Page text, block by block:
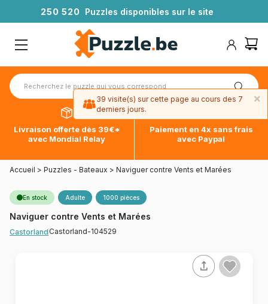
250 520 Puzzles disponibles sur le site
Livraison offerte dès 39€*
avec Mondial Relay
Paiement en 4x sans frais
avec Paypal
Accueil > Puzzles - Bateaux > Naviguer contre Vents et Marées
En stock Adulte 1000 pièces
Naviguer contre Vents et Marées
Castorland Castorland-104529
×
39 visite(s) sur cette page au cours des 7
derniers jours.